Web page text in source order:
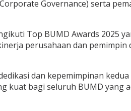
Governance) serta
Top BUMD Awards 2025
perusahaan dan
dan kepemimpinan
kuat bagi seluruh BUMD